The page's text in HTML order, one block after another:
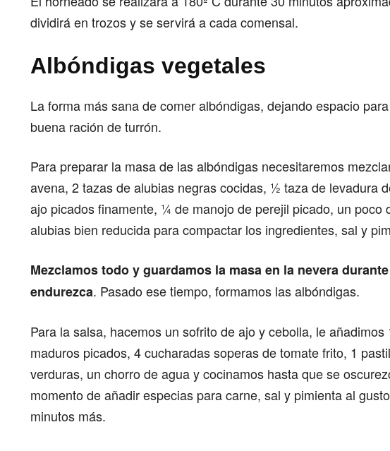
dividirá en trozos y se servirá a cada comensal.
Albóndigas vegetales
La forma más sana de comer albóndigas, dejando espacio
buena ración de turrón.
Para preparar la masa de las albóndigas necesitaremos
avena, 2 tazas de alubias negras cocidas, ½ taza de levadura
ajo picados finamente, ¼ de manojo de perejil picado, un poco
alubias bien reducida para compactar los ingredientes, sal y
Mezclamos todo y guardamos la masa en la nevera
endurezca. Pasado ese tiempo, formamos las albóndigas.
Para la salsa, hacemos un sofrito de ajo y cebolla, le añadimos
maduros picados, 4 cucharadas soperas de tomate frito, 1
verduras, un chorro de agua y cocinamos hasta que se
momento de añadir especias para carne, sal y pimienta al
minutos más.